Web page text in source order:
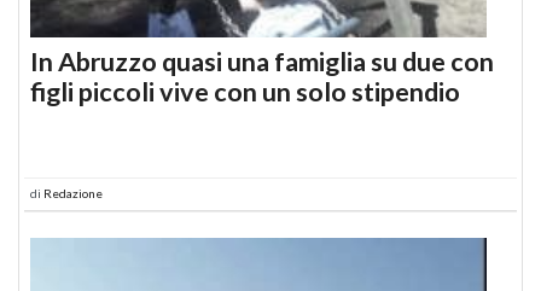
In Abruzzo quasi una famiglia su due con
figli piccoli vive con un solo stipendio
di Redazione